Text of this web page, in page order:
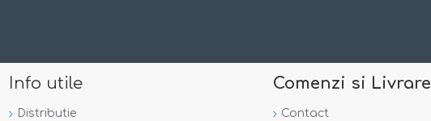
decat cea pe care o poarta copilul dumneavoastra in mod obisnuit!
Info utile
Distributie
Comenzi si Livrare
Contact